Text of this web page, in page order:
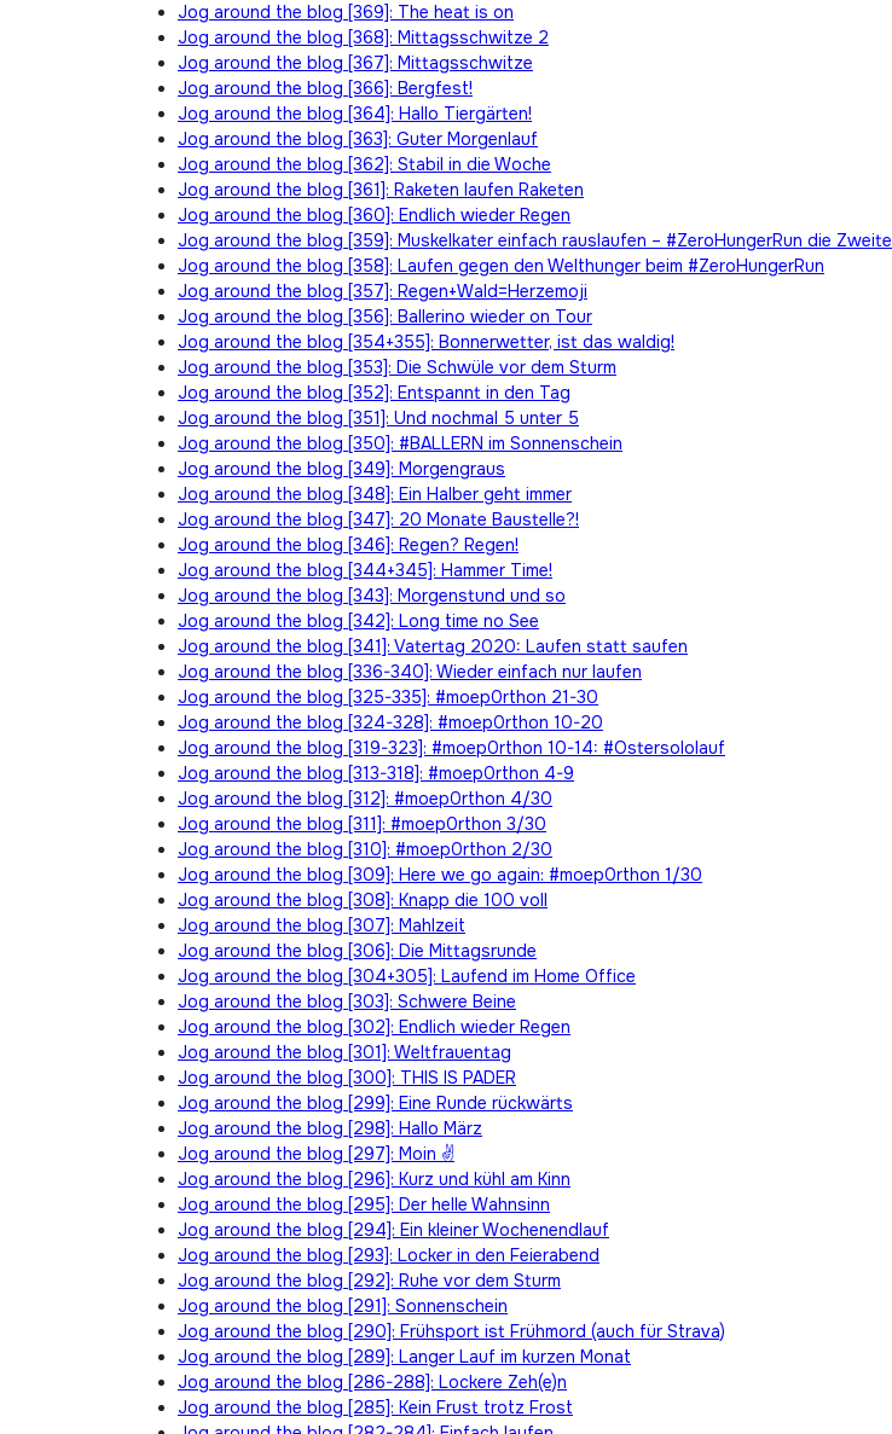
Jog around the blog [369]: The heat is on
Jog around the blog [368]: Mittagsschwitze 2
Jog around the blog [367]: Mittagsschwitze
Jog around the blog [366]: Bergfest!
Jog around the blog [364]: Hallo Tiergärten!
Jog around the blog [363]: Guter Morgenlauf
Jog around the blog [362]: Stabil in die Woche
Jog around the blog [361]: Raketen laufen Raketen
Jog around the blog [360]: Endlich wieder Regen
Jog around the blog [359]: Muskelkater einfach rauslaufen – #ZeroHungerRun die Zweite
Jog around the blog [358]: Laufen gegen den Welthunger beim #ZeroHungerRun
Jog around the blog [357]: Regen+Wald=Herzemoji
Jog around the blog [356]: Ballerino wieder on Tour
Jog around the blog [354+355]: Bonnerwetter, ist das waldig!
Jog around the blog [353]: Die Schwüle vor dem Sturm
Jog around the blog [352]: Entspannt in den Tag
Jog around the blog [351]: Und nochmal 5 unter 5
Jog around the blog [350]: #BALLERN im Sonnenschein
Jog around the blog [349]: Morgengraus
Jog around the blog [348]: Ein Halber geht immer
Jog around the blog [347]: 20 Monate Baustelle?!
Jog around the blog [346]: Regen? Regen!
Jog around the blog [344+345]: Hammer Time!
Jog around the blog [343]: Morgenstund und so
Jog around the blog [342]: Long time no See
Jog around the blog [341]: Vatertag 2020: Laufen statt saufen
Jog around the blog [336-340]: Wieder einfach nur laufen
Jog around the blog [325-335]: #moep0rthon 21-30
Jog around the blog [324-328]: #moep0rthon 10-20
Jog around the blog [319-323]: #moep0rthon 10-14: #Ostersololauf
Jog around the blog [313-318]: #moep0rthon 4-9
Jog around the blog [312]: #moep0rthon 4/30
Jog around the blog [311]: #moep0rthon 3/30
Jog around the blog [310]: #moep0rthon 2/30
Jog around the blog [309]: Here we go again: #moep0rthon 1/30
Jog around the blog [308]: Knapp die 100 voll
Jog around the blog [307]: Mahlzeit
Jog around the blog [306]: Die Mittagsrunde
Jog around the blog [304+305]: Laufend im Home Office
Jog around the blog [303]: Schwere Beine
Jog around the blog [302]: Endlich wieder Regen
Jog around the blog [301]: Weltfrauentag
Jog around the blog [300]: THIS IS PADER
Jog around the blog [299]: Eine Runde rückwärts
Jog around the blog [298]: Hallo März
Jog around the blog [297]: Moin ✌
Jog around the blog [296]: Kurz und kühl am Kinn
Jog around the blog [295]: Der helle Wahnsinn
Jog around the blog [294]: Ein kleiner Wochenendlauf
Jog around the blog [293]: Locker in den Feierabend
Jog around the blog [292]: Ruhe vor dem Sturm
Jog around the blog [291]: Sonnenschein
Jog around the blog [290]: Frühsport ist Frühmord (auch für Strava)
Jog around the blog [289]: Langer Lauf im kurzen Monat
Jog around the blog [286-288]: Lockere Zeh(e)n
Jog around the blog [285]: Kein Frust trotz Frost